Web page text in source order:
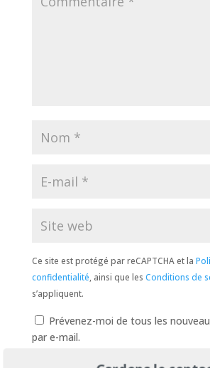
Ce site est protégé par reCAPTCHA et la
confidentialité , ainsi que les Conditions de
s’appliquent.
Prévenez-moi de tous les
par e-mail.
Prévenez-moi de tous les